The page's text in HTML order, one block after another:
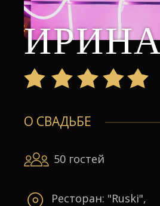
О СВАДЬБЕ
50 гостей
Ресторан: "Ruski",